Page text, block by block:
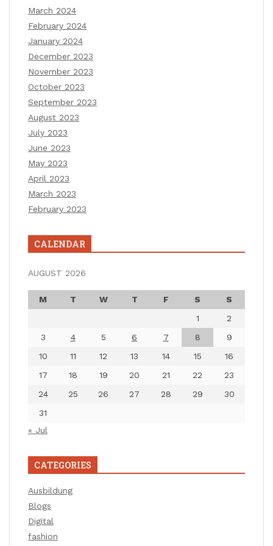
March 2024
February 2024
January 2024
December 2023
November 2023
October 2023
September 2023
August 2023
July 2023
June 2023
May 2023
April 2023
March 2023
February 2023
CALENDAR
AUGUST 2026
M T W T F S
S
1
2
3
4 5 6 7 8
9
10
11 12 13 14 15
16
17
18 19 20 21 22
23
24
25 26 27 28 29
30
31
« Jul
CATEGORIES
Ausbildung
Blogs
Digital
fashion